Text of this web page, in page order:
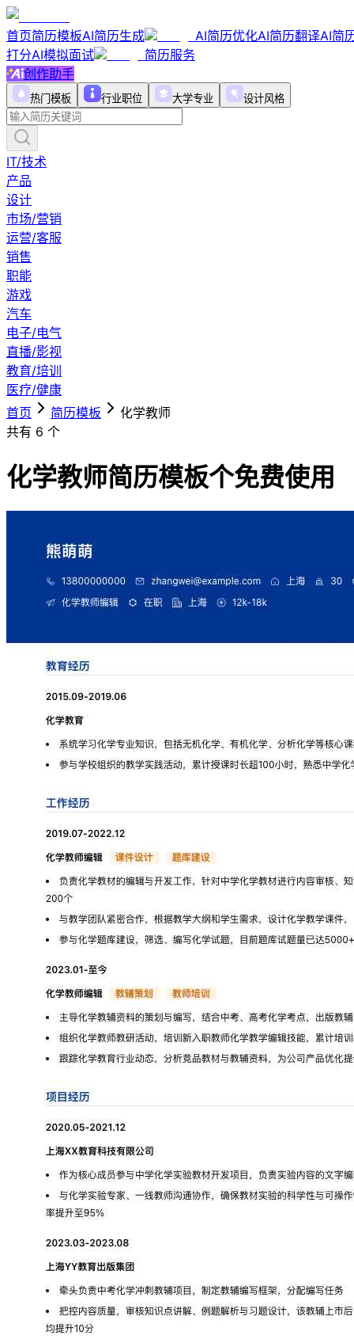
首页简历模板AI简历生成 AI简历优化AI简历翻译AI简
打分AI模拟面试
简历服务
创作助手
热门模板 行业职位 大学专业 设计风格
IT/技术
产品
设计
市场/营销
运营/客服
销售
职能
游戏
汽车
电子/电气
直播/影视
教育/培训
医疗/健康
首页
简历模板
化学教师
共有 6 个
化学教师简历模板个免费使用